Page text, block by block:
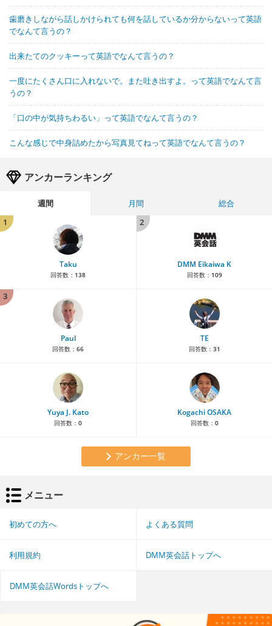
歯磨きしながら話しかけられても何を話しているか分からないって英語
でなんて言うの？
出来たてのクッキーって英語でなんて言うの？
一度にたくさん口に入れないで。また吐き出すよ。って英語でなんて言
うの？
「口の中が気持ちわるい」って英語でなんて言うの？
こんな感じで中身詰めたから写真見てねって英語でなんて言うの？
アンカーランキング
週間 月間
総合
1
Taku
回答数： 138
2
DMM Eikaiwa K
回答数： 109
3
Paul
回答数： 66
TE
回答数： 31
Yuya J. Kato
回答数： 0
Kogachi OSAKA
回答数： 0
アンカー一覧
メニュー
初めての方へ よくある質問
利用規約 DMM英会話トップへ
DMM英会話Wordsトップへ